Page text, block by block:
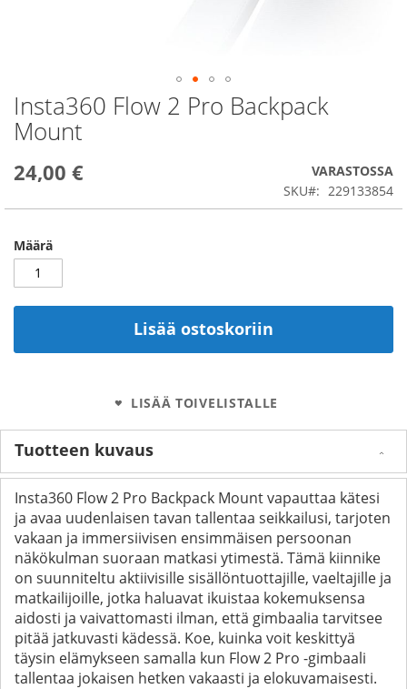
Insta360 Flow 2 Pro Backpack
Mount
24,00 €
VARASTOSSA
SKU
229133854
Määrä
Lisää ostoskoriin
LISÄÄ TOIVELISTALLE
Skip
to
the
of
Tuotteen kuvaus
Insta360 Flow 2 Pro Backpack Mount vapauttaa kätesi
ja avaa uudenlaisen tavan tallentaa seikkailusi, tarjoten
vakaan ja immersiivisen ensimmäisen persoonan
näkökulman suoraan matkasi ytimestä. Tämä kiinnike
on suunniteltu aktiivisille sisällöntuottajille, vaeltajille ja
matkailijoille, jotka haluavat ikuistaa kokemuksensa
aidosti ja vaivattomasti ilman, että gimbaalia tarvitsee
pitää jatkuvasti kädessä. Koe, kuinka voit keskittyä
täysin elämykseen samalla kun Flow 2 Pro -gimbaali
tallentaa jokaisen hetken vakaasti ja elokuvamaisesti.